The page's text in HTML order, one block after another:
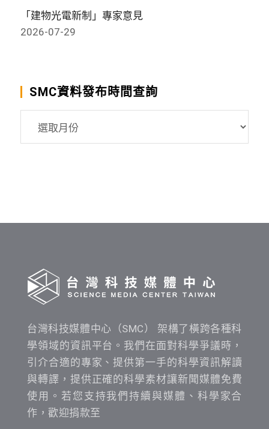
「建物光電新制」專家意見
2026-07-29
SMC資料發布時間查詢
台灣科技媒體中心（SMC） 架構了橫跨各種科
學領域的資訊平台。我們在面對科學爭議時，
引介合適的專家、提供第一手的科學資訊解讀
與轉譯，提供正確的科學素材讓新聞媒體免費
使用。若您支持我們持續與媒體、科學家合
作，歡迎捐款至